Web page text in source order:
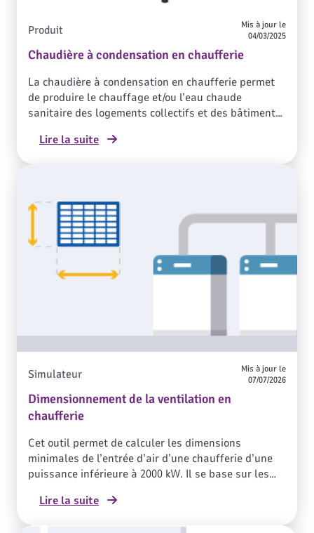
Chaudière à condensation en chaufferie
Produit
Mis à jour le
04/03/2025
La chaudière à condensation en chaufferie permet
de produire le chauffage et/ou l’eau chaude
sanitaire des logements collectifs et des bâtiments
neuf.
Lire la suite
Dimensionnement de la ventilation en
chaufferie
Simulateur
Mis à jour le
07/07/2026
Cet outil permet de calculer les dimensions
minimales de l’entrée d’air d’une chaufferie d’une
puissance inférieure à 2000 kW. Il se base sur les
techniques relatives aux chaufferies, aux gaz et aux
Lire la suite